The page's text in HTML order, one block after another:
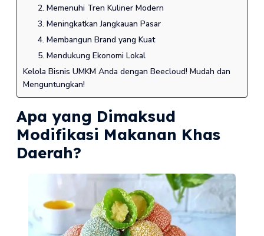
2. Memenuhi Tren Kuliner Modern
3. Meningkatkan Jangkauan Pasar
4. Membangun Brand yang Kuat
5. Mendukung Ekonomi Lokal
Kelola Bisnis UMKM Anda dengan Beecloud! Mudah dan
Menguntungkan!
Apa yang Dimaksud
Modifikasi Makanan Khas
Daerah?